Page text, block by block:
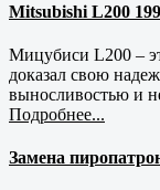
Mitsubishi L200
Мицубиси L200 –
доказал свою
выносливостью и
Подробнее...
Замена